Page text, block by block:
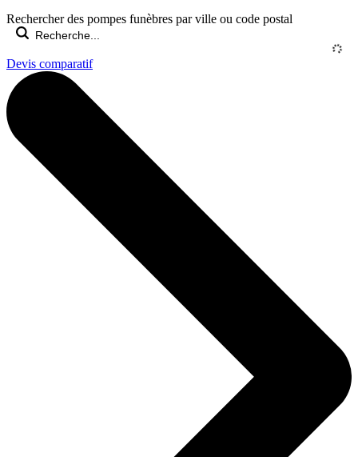
Rechercher des pompes funèbres par ville ou code postal
Devis comparatif